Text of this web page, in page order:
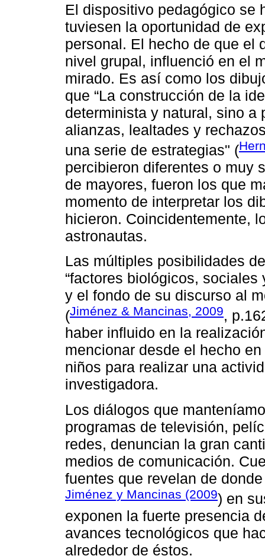
El dispositivo pedagógico se
tuviesen la oportunidad de
personal. El hecho de que el
nivel grupal, influenció en el
mirado. Es así como los
que “La construcción de la
determinista y natural, sino a
alianzas, lealtades y
una serie de estrategias" (
percibieron diferentes o muy
de mayores, fueron los que
momento de interpretar los
hicieron. Coincidentemente,
astronautas.
Las múltiples posibilidades
“factores biológicos,
y el fondo de su discurso al
(Jiménez & Mancinas, 2009,
haber influido en la
mencionar desde el hecho
niños para realizar una
investigadora.
Los diálogos que
programas de televisión,
redes, denuncian la gran
medios de comunicación.
fuentes que revelan de
Jiménez y Mancinas (2009) en
exponen la fuerte presencia
avances tecnológicos que
alrededor de éstos.